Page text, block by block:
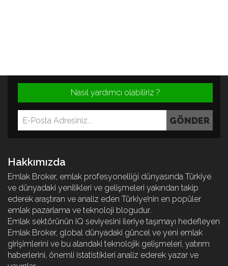
Nasıl yardımcı olabiliriz ?
Hakkımızda
Emlak Broker, emlak profesyonelliği dünyasında Türkiye
ve dünyadaki yenilikleri ve gelişmeleri yakından takip
ederek araştıran ve analiz eden Türkiye’nin en popüler
emlak pazarlama ve teknoloji blogudur.
Emlak sektörünün IQ seviyesini ileriye taşımayı hedefleyen
Emlak Broker, global dünyadaki güncel ve yeni emlak
girişimlerini ve bu alandaki teknolojik gelişmeleri, yatırım
haberlerini, önemli istatistikleri analiz ederek yazar ve